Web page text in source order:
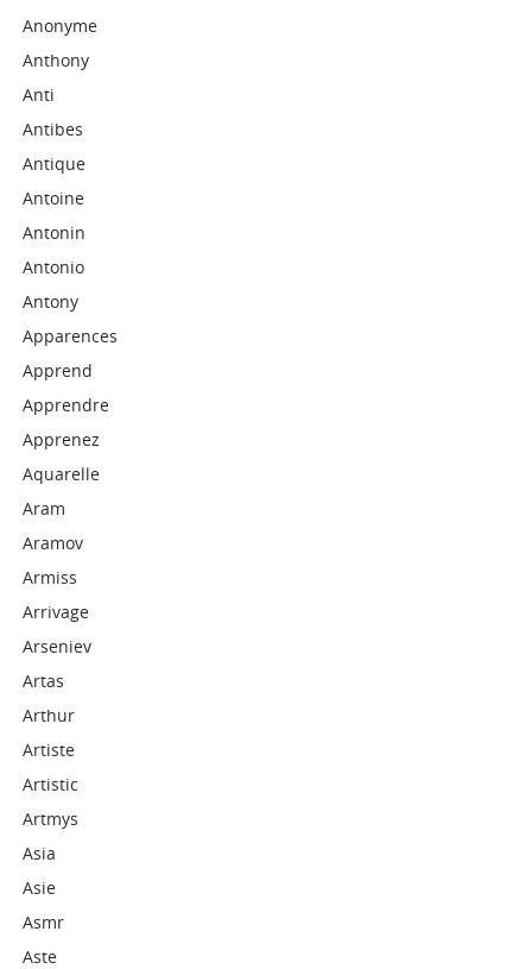
Anonyme
Anthony
Anti
Antibes
Antique
Antoine
Antonin
Antonio
Antony
Apparences
Apprend
Apprendre
Apprenez
Aquarelle
Aram
Aramov
Armiss
Arrivage
Arseniev
Artas
Arthur
Artiste
Artistic
Artmys
Asia
Asie
Asmr
Aste